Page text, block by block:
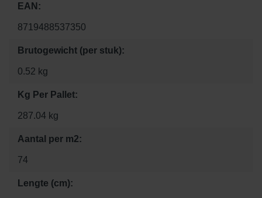
EAN:
8719488537350
Brutogewicht (per stuk):
0.52 kg
Kg Per Pallet:
287.04 kg
Aantal per m2:
74
Lengte (cm):